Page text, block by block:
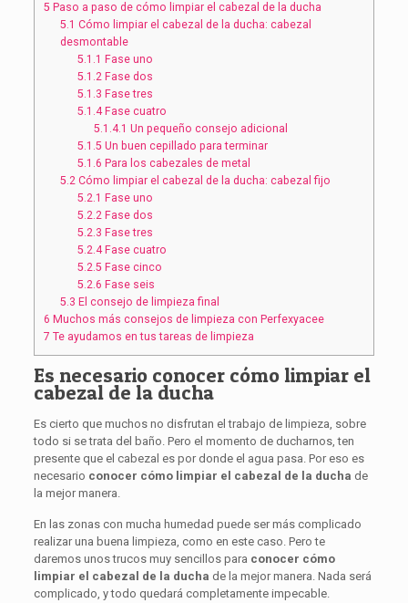
5Paso a paso de cómo limpiar el cabezal de la ducha
5.1 Cómo limpiar el cabezal de la ducha: cabezal
desmontable
5.1.1 Fase uno
5.1.2Fase dos
5.1.3 Fase tres
5.1.4Fase cuatro
5.1.4.1 Un pequeño consejo adicional
5.1.5Un buen cepillado para terminar
5.1.6 Para los cabezales de metal
5.2 Cómo limpiar el cabezal de la ducha: cabezal fijo
5.2.1 Fase uno
5.2.2Fase dos
5.2.3 Fase tres
5.2.4Fase cuatro
5.2.5Fase cinco
5.2.6 Fase seis
5.3 El consejo de limpieza final
6 Muchos más consejos de limpieza con Perfexyacee
7 Te ayudamos en tus tareas de limpieza
Es necesario conocer cómo limpiar el
cabezal de la ducha
Es cierto que muchos no disfrutan el trabajo de limpieza, sobre
todo si se trata del baño. Pero el momento de ducharnos, ten
presente que el cabezal es por donde el agua pasa. Por eso es
necesario conocer cómo limpiar el cabezal de la ducha de
la mejor manera.
En las zonas con mucha humedad puede ser más complicado
realizar una buena limpieza, como en este caso. Pero te
daremos unos trucos muy sencillos para conocer cómo
limpiar el cabezal de la ducha de la mejor manera. Nada será
complicado, y todo quedará completamente impecable.